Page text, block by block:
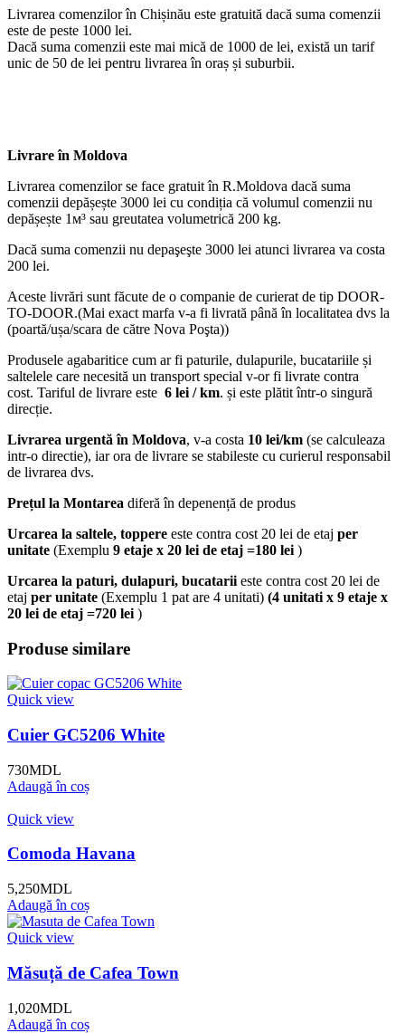
Livrarea comenzilor în Chișinău este gratuită dacă suma comenzii
este de peste 1000 lei.
Dacă suma comenzii este mai mică de 1000 de lei, există un tarif
unic de 50 de lei pentru livrarea în oraș și suburbii.
Livrare în Moldova
Livrarea comenzilor se face gratuit în R.Moldova dacă suma
comenzii depășește 3000 lei cu condiția că volumul comenzii nu
depășește 1м³ sau greutatea volumetrică 200 kg.
Dacă suma comenzii nu depaşeşte 3000 lei atunci livrarea va costa
200 lei.
Aceste livrări sunt făcute de o companie de curierat de tip DOOR-
TO-DOOR.(Mai exact marfa v-a fi livrată până în localitatea dvs la
(poartă/ușa/scara de către Nova Poşta))
Produsele agabaritice cum ar fi paturile, dulapurile, bucatariile și
saltelele care necesită un transport special v-or fi livrate contra
cost. Tariful de livrare este 6 lei / km. și este plătit într-o singură
direcție.
Livrarea urgentă în Moldova, v-a costa 10 lei/km (se calculeaza
intr-o directie), iar ora de livrare se stabileste cu curierul responsabil
de livrarea dvs.
Prețul la Montarea diferă în depenență de produs
Urcarea la saltele, toppere este contra cost 20 lei de etaj per
unitate (Exemplu 9 etaje x 20 lei de etaj =180 lei )
Urcarea la paturi, dulapuri, bucatarii este contra cost 20 lei de
etaj per unitate (Exemplu 1 pat are 4 unitati) (4 unitati x 9 etaje x
20 lei de etaj =720 lei )
Produse similare
Quick view
Cuier GC5206 White
730MDL
Adaugă în coș
Quick view
Comoda Havana
5,250MDL
Adaugă în coș
Quick view
Măsuță de Cafea Town
1,020MDL
Adaugă în coș